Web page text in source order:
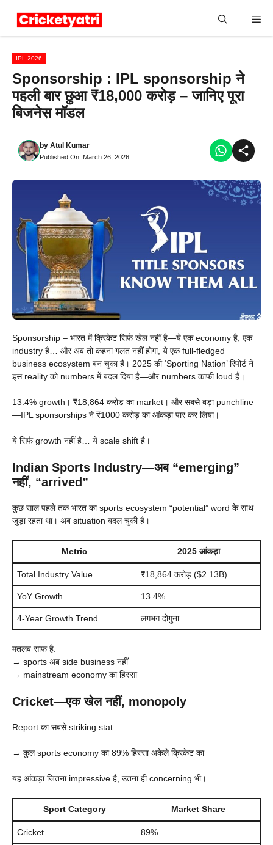
IPL 2026
Sponsorship : IPL sponsorship ने
पहली बार छुआ ₹18,000 करोड़ – जानिए पूरा
बिजनेस मॉडल
by Atul Kumar
Published On: March 26, 2026
Sponsorship – भारत में क्रिकेट सिर्फ खेल नहीं है—ये एक economy है, एक
industry है… और अब तो कहना गलत नहीं होगा, ये एक full-fledged
business ecosystem बन चुका है। 2025 की ‘Sporting Nation’ रिपोर्ट ने
इस reality को numbers में बदल दिया है—और numbers काफी loud हैं।
13.4% growth। ₹18,864 करोड़ का market। और सबसे बड़ा punchline
—IPL sponsorships ने ₹1000 करोड़ का आंकड़ा पार कर लिया।
ये सिर्फ growth नहीं है… ये scale shift है।
Indian Sports Industry—अब “emerging”
नहीं, “arrived”
कुछ साल पहले तक भारत का sports ecosystem “potential” word के साथ
जुड़ा रहता था। अब situation बदल चुकी है।
Metric 2025 आंकड़ा
Total Industry Value ₹18,864 करोड़ ($2.13B)
YoY Growth 13.4%
4-Year Growth Trend लगभग दोगुना
मतलब साफ है:
→ sports अब side business नहीं
→ mainstream economy का हिस्सा
Cricket—एक खेल नहीं, monopoly
Report का सबसे striking stat:
→ कुल sports economy का 89% हिस्सा अकेले क्रिकेट का
यह आंकड़ा जितना impressive है, उतना ही concerning भी।
Sport Category Market Share
Cricket 89%